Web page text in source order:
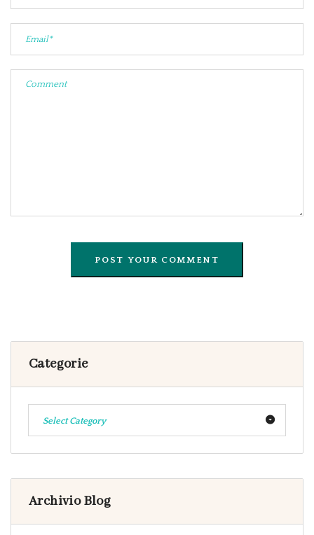
Categorie
Select Category
Archivio Blog